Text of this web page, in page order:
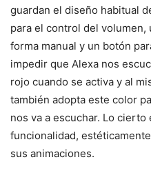
guardan el diseño habitual
para el control del volumen,
forma manual y un botón
impedir que Alexa nos
rojo cuando se activa y al
también adopta este color
nos va a escuchar. Lo cierto
funcionalidad,
sus animaciones.